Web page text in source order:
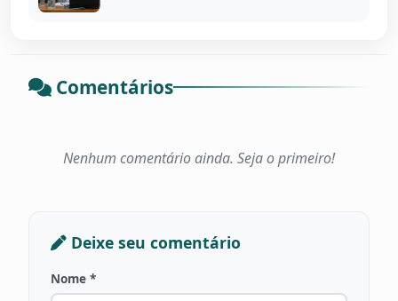
Comentários
Nenhum comentário ainda. Seja o primeiro!
Deixe seu comentário
Nome *